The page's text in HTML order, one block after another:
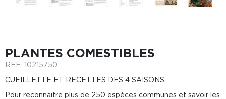
PLANTES COMESTIBLES
REF. 10215750
CUEILLETTE ET RECETTES DES 4 SAISONS
Pour reconnaitre plus de 250 espèces communes et savoir les